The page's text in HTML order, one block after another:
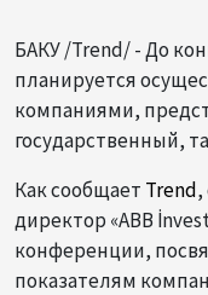
БАКУ /Trend/ - До
планируется
компаниями,
государственный,
Как сообщает Trend
директор «ABB
конференции,
показателям